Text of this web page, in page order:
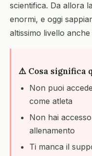
scientifica. Da allora
enormi, e oggi
altissimo livello
⚠️ Cosa significa
Non puoi
come atleta
Non hai
allenamento
Ti manca il